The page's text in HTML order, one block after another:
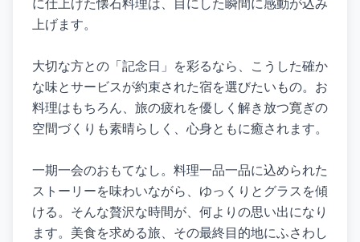
上げます。
大切な方との「記念日」を彩るなら、こうした確か
な味とサービスが約束された宿を選びたいもの。お
料理はもちろん、旅の疲れを優しく解き放つ寛ぎの
空間づくりも素晴らしく、心身ともに癒されます。
一期一会のおもてなし。料理一品一品に込められた
ストーリーを味わいながら、ゆっくりとグラスを傾
ける。そんな贅沢な時間が、何よりの思い出になり
ます。美食を求める旅、その最終目的地にふさわし